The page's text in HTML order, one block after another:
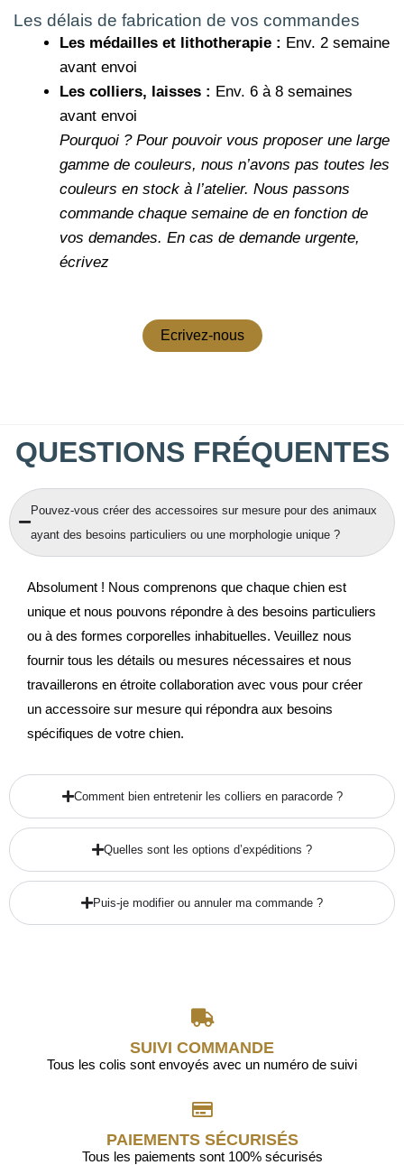
Les délais de fabrication de vos commandes
Les médailles et lithotherapie : Env. 2 semaine
avant envoi
Les colliers, laisses : Env. 6 à 8 semaines
avant envoi
Pourquoi ? Pour pouvoir vous proposer une large
gamme de couleurs, nous n’avons pas toutes les
couleurs en stock à l’atelier. Nous passons
commande chaque semaine de en fonction de
vos demandes. En cas de demande urgente,
écrivez
Ecrivez-nous
QUESTIONS FRÉQUENTES
Pouvez-vous créer des accessoires sur mesure pour des animaux
ayant des besoins particuliers ou une morphologie unique ?
Absolument ! Nous comprenons que chaque chien est
unique et nous pouvons répondre à des besoins particuliers
ou à des formes corporelles inhabituelles. Veuillez nous
fournir tous les détails ou mesures nécessaires et nous
travaillerons en étroite collaboration avec vous pour créer
un accessoire sur mesure qui répondra aux besoins
spécifiques de votre chien.
Comment bien entretenir les colliers en paracorde ?
Quelles sont les options d’expéditions ?
Puis-je modifier ou annuler ma commande ?
SUIVI COMMANDE
Tous les colis sont envoyés avec un numéro de suivi
PAIEMENTS SÉCURISÉS
Tous les paiements sont 100% sécurisés